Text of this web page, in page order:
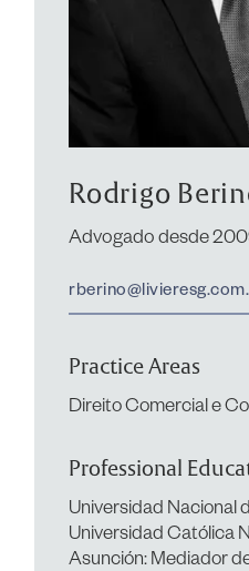
Rodrigo
Advogado desde
Practice Areas
Direito Comercial e
Professional
Universidad Nacional
Universidad Católica
Asunción: Mediador